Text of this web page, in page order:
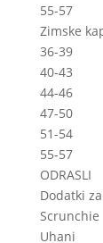
55-57
Zimske
36-39
40-43
44-46
47-50
51-54
55-57
ODRASLI
Dodatki
Scrunchie
Uhani